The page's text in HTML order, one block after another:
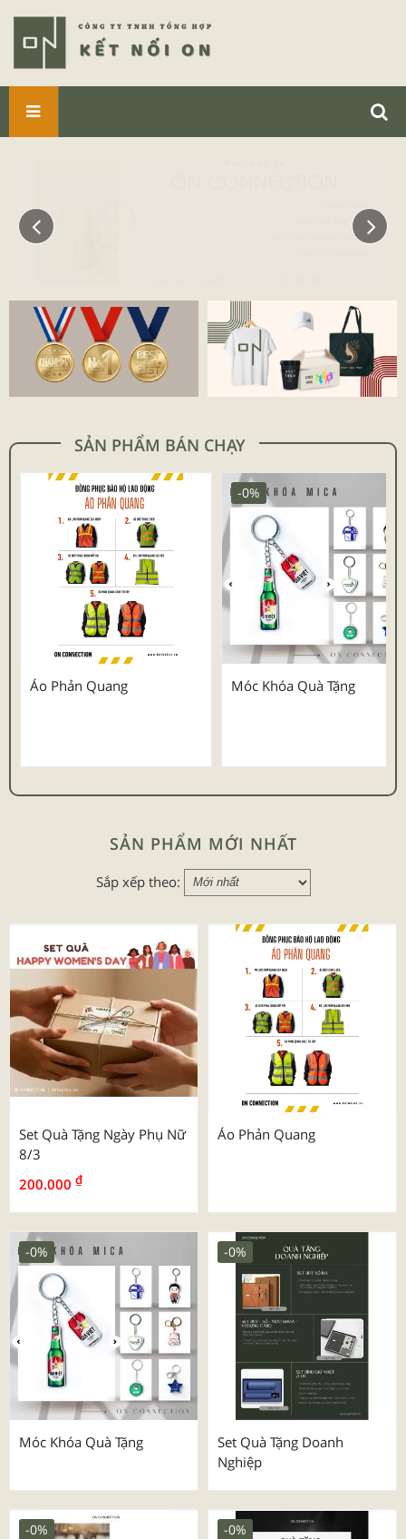
SẢN PHẨM BÁN CHẠY
Áo Phản Quang Móc Khóa Quà Tặng
-0%
SẢN PHẨM MỚI NHẤT
Sắp xếp theo:
Set Quà Tặng Ngày Phụ Nữ
8/3
200.000 ₫
Áo Phản Quang
Móc Khóa Quà Tặng
-0%
Set Quà Tặng Doanh
Nghiệp
-0%
-0% -0%